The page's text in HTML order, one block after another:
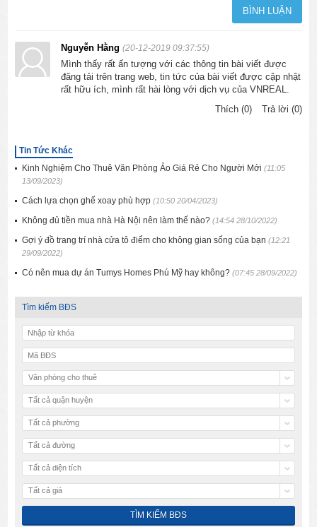
Nguyễn Hằng(20-12-2019 09:37:55)
Mình thấy rất ấn tượng với các thông tin bài viết được
đăng tải trên trang web, tin tức của bài viết được cập nhật
rất hữu ích, mình rất hài lòng với dịch vụ của VNREAL.
Thích (0)
Trả lời (0)
Tin Tức Khác
Kinh Nghiệm Cho Thuê Văn Phòng Ảo Giá Rẻ Cho Người Mới(11:05
13/09/2023)
Cách lựa chọn ghế xoay phù hợp(10:50 20/04/2023)
Không đủ tiền mua nhà Hà Nội nên làm thế nào?(14:54 28/10/2022)
Gợi ý đồ trang trí nhà cửa tô điểm cho không gian sống của bạn(12:21
29/09/2022)
Có nên mua dự án Tumys Homes Phú Mỹ hay không?(07:45 28/09/2022)
Tìm kiếm BĐS
Văn phòng cho thuê
Tất cả quận huyện
Tất cả phường
Tất cả đường
Tất cả diện tích
Tất cả giá